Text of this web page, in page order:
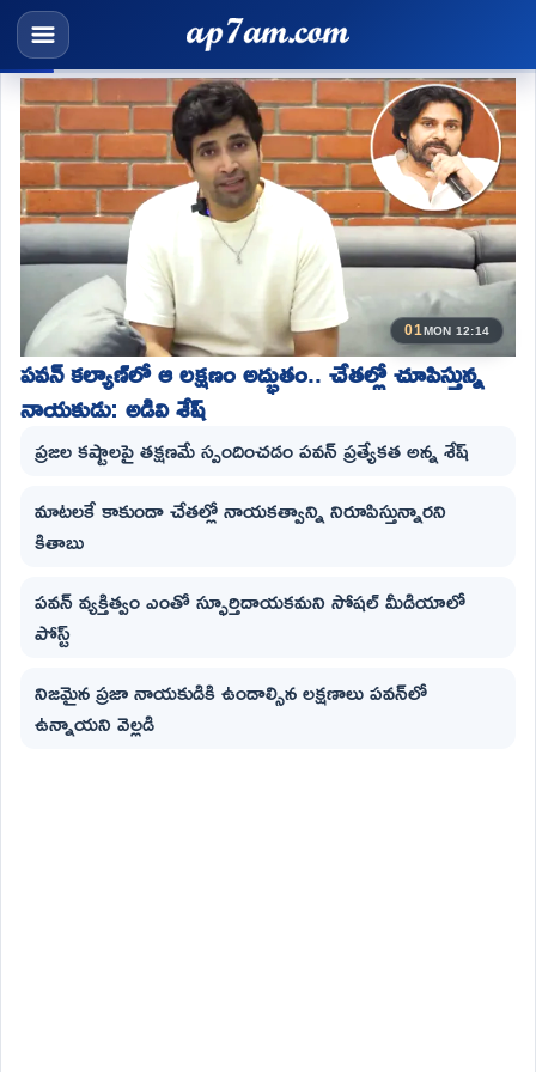
01MON 12:14
పవన్ కల్యాణ్‌లో ఆ లక్షణం అద్భుతం.. చేతల్లో చూపిస్తున్న
నాయకుడు: అడివి శేష్
ప్రజల కష్టాలపై తక్షణమే స్పందించడం పవన్ ప్రత్యేకత అన్న శేష్
మాటలకే కాకుండా చేతల్లో నాయకత్వాన్ని నిరూపిస్తున్నారని
కితాబు
పవన్ వ్యక్తిత్వం ఎంతో స్ఫూర్తిదాయకమని సోషల్ మీడియాలో
పోస్ట్
నిజమైన ప్రజా నాయకుడికి ఉండాల్సిన లక్షణాలు పవన్‌లో
ఉన్నాయని వెల్లడి